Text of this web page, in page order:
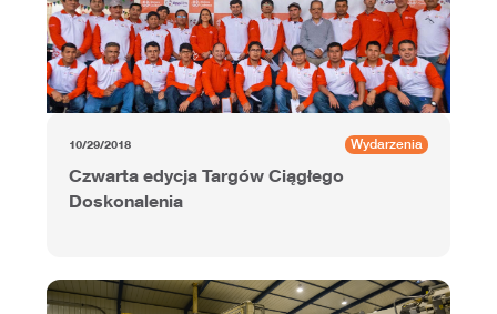
10/29/2018 Wydarzenia
Czwarta edycja Targów Ciągłego
Doskonalenia